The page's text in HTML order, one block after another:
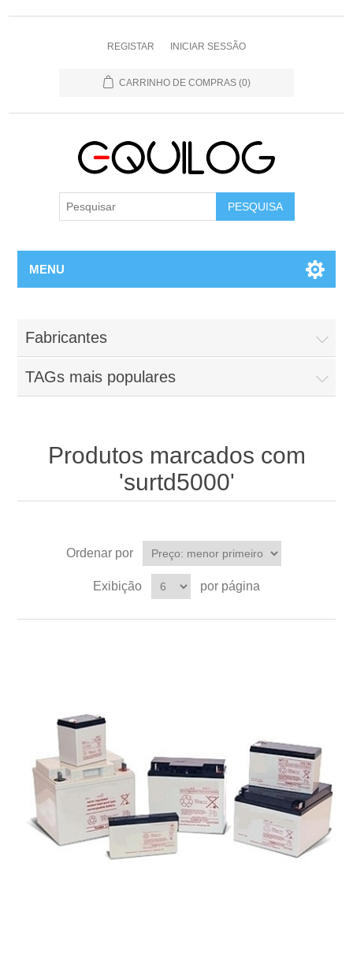
REGISTAR INICIAR SESSÃO
CARRINHO DE COMPRAS (0)
MENU
Fabricantes
TAGs mais populares
Produtos marcados com
'surtd5000'
Ordenar por
Exibição por página